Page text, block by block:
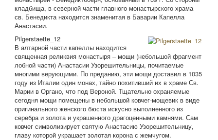
кладбища, в северной части главного монастырского храма
св. Бенедикта находится знаменитая в Баварии Капелла
Анастасии.
Pilgerstaette_12
В алтарной части капеллы находится
священная реликвия монастыря – мощи (небольшой фрагмент
лобной части) Анастасии Узорешительницы, почитаемые
многими верующими. По преданию, эти мощи доставил в 1035
году из Италии один монах, тайно похитивший их в храме Св.
Марии в Органо, что под Вероной. Тщательно охраняемые
сегодня мощи помещены в небольшой ковчег-мощевик в виде
оригинального женского бюста искусно выполненного из
серебра и золота и украшенного драгоценными камнями. Сам
ковчег символизирует святую Анастасию Узорешительницу,
главу которой украшает золотая корона с жемчугом.